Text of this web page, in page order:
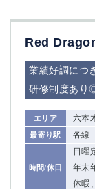
Red
業績好調につ
研修制度あり
エリア 六本
最寄り駅 各線
時間/休日
日曜
年末
休暇